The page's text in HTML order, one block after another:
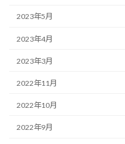
2023年5月
2023年4月
2023年3月
2022年11月
2022年10月
2022年9月